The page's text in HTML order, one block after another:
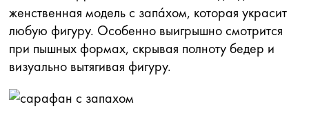
женственная модель с запа́хом, которая украсит
любую фигуру. Особенно выигрышно смотрится
при пышных формах, скрывая полноту бедер и
визуально вытягивая фигуру.